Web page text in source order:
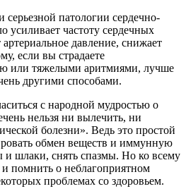
серьезной патологии сердечно-
усиливает частоту сердечных
давление, снижает
если вы страдаете
или тяжелыми аритмиями, лучше
другими способами.
с народной мудростью о
нельзя ни вылечить, ни
болезни». Ведь это простой
обмен веществ и иммунную
и шлаки, снять спазмы. Но ко всему
помнить о неблагоприятном
проблемах со здоровьем.